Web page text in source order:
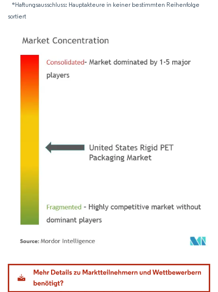
*Haftungsausschluss: Hauptakteure in keiner bestimmten Reihenfolge
sortiert
Bild © Mordor Intelligence. Wiederverwendung erfordert Namensnennung gemäß